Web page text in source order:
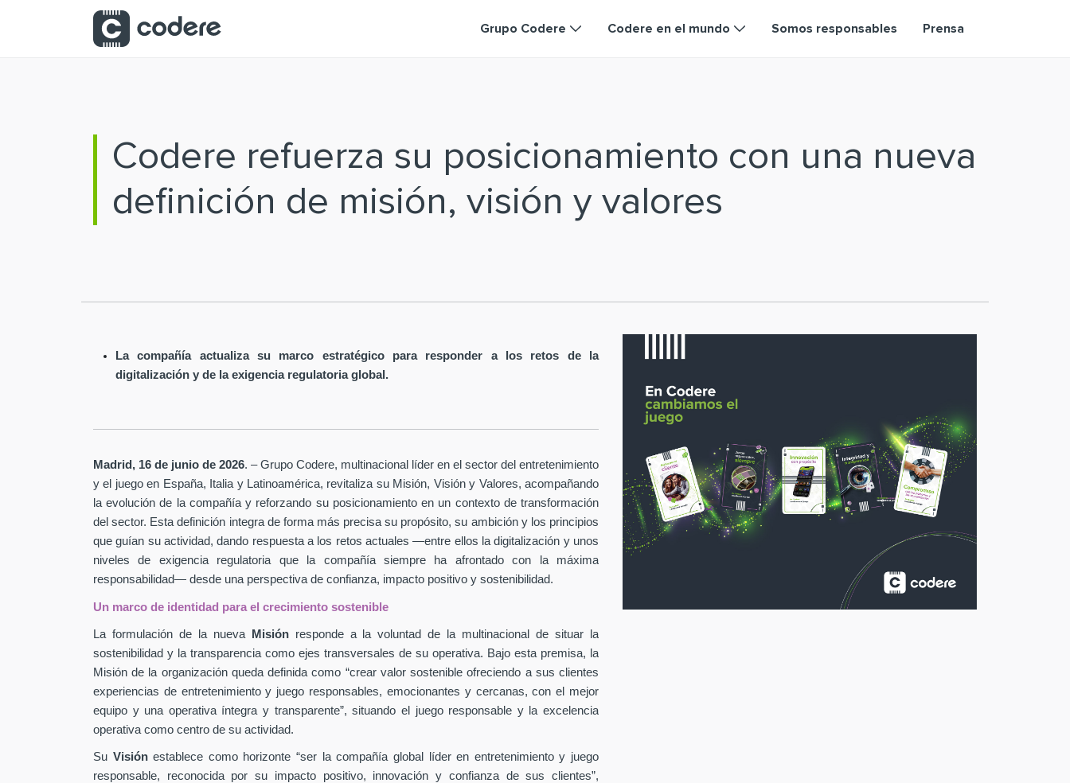
Saltar al contenido principal
Grupo Codere Codere en el mundo Somos responsables Prensa
Codere refuerza su posicionamiento con una nueva
definición de misión, visión y valores
La compañía actualiza su marco estratégico para responder a los retos de la
digitalización y de la exigencia regulatoria global.
Madrid, 16 de junio de 2026. – Grupo Codere, multinacional líder en el sector del entretenimiento
y el juego en España, Italia y Latinoamérica, revitaliza su Misión, Visión y Valores, acompañando
la evolución de la compañía y reforzando su posicionamiento en un contexto de transformación
del sector. Esta definición integra de forma más precisa su propósito, su ambición y los principios
que guían su actividad, dando respuesta a los retos actuales —entre ellos la digitalización y unos
niveles de exigencia regulatoria que la compañía siempre ha afrontado con la máxima
responsabilidad— desde una perspectiva de confianza, impacto positivo y sostenibilidad.
Un marco de identidad para el crecimiento sostenible
La formulación de la nueva Misión responde a la voluntad de la multinacional de situar la
sostenibilidad y la transparencia como ejes transversales de su operativa. Bajo esta premisa, la
Misión de la organización queda definida como “crear valor sostenible ofreciendo a sus clientes
experiencias de entretenimiento y juego responsables, emocionantes y cercanas, con el mejor
equipo y una operativa íntegra y transparente”, situando el juego responsable y la excelencia
operativa como centro de su actividad.
Su Visiónestablece como horizonte “ser la compañía global líder en entretenimiento y juego
responsable, reconocida por su impacto positivo, innovación y confianza de sus clientes”,